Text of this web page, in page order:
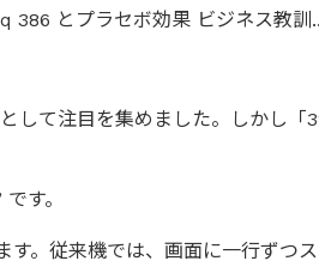
て注目を集めました。しかし「
す。
。従来機では、画面に一行ずつ